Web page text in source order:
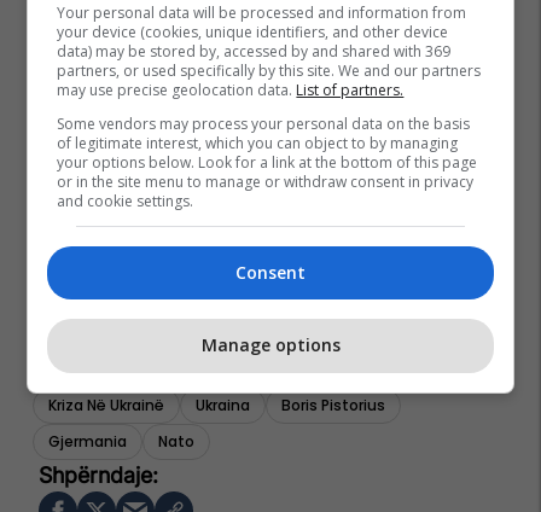
Kriza Në Ukrainë Ukraina
Boris Pistorius
Gjermania
Nato
Your personal data will be processed and information from
your device (cookies, unique identifiers, and other device
data) may be stored by, accessed by and shared with 369
partners, or used specifically by this site. We and our partners
may use precise geolocation data. List of partners.
Some vendors may process your personal data on the basis
of legitimate interest, which you can object to by managing
your options below. Look for a link at the bottom of this page
or in the site menu to manage or withdraw consent in privacy
and cookie settings.
Consent
Manage options